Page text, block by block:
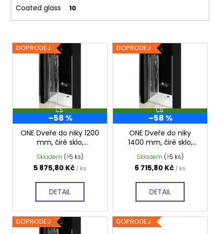
Coated glass 10
V
ý
p
r
DOPRODEJ
Z
D
A
R
M
A
–58 %
ONE Dveře do niky 1200
mm, čiré sklo,
GO4412D
Skladem (>5 ks)
5 875,80 Kč / ks
DETAIL
DOPRODEJ
Z
D
A
R
M
A
–58 %
ONE Dveře do niky
1400 mm, čiré sklo,
GO4414D
Skladem (>5 ks)
6 715,80 Kč / ks
DETAIL
DOPRODEJ DOPRODEJ